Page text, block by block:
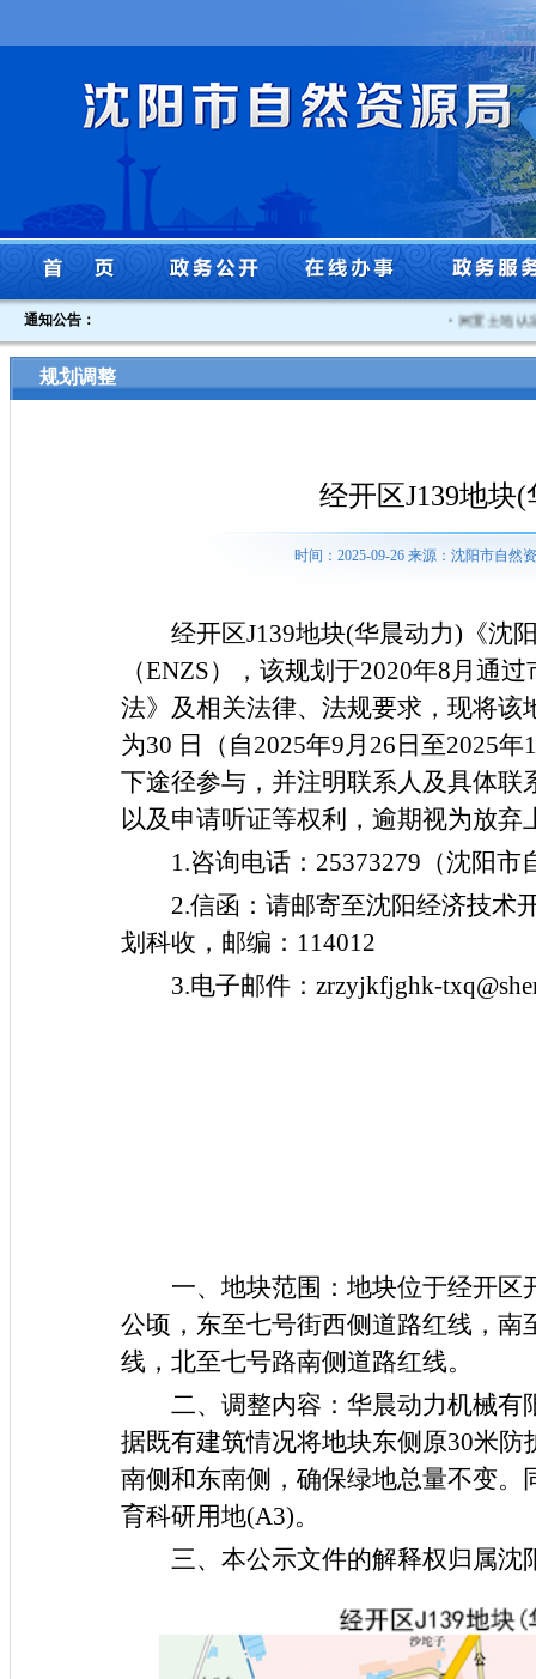
通知公告： 闲置土地认
规划调整
经开区J139地块
时间：2025-09-26 来源：沈阳市自然
经开区J139地块(华晨动力)《沈
（ENZS），该规划于2020年8月通过
法》及相关法律、法规要求，现将
为30 日（自2025年9月 26日 至2025年
下途径参与，并注明联系人及具体
以及申请听证等权利，逾期视为放弃
1.咨询电话： 25373279 （沈阳
2.信函：请邮寄至沈阳经济技术
划科收，邮编：114012
3.电子邮件： zrzyjkfjghk-
一、地块范围：地块位于经开
公顷，东至七号街西侧道路红线，
线，北至七号路南侧道路红线。
二、调整内容： 华晨动力机械有
据既有建筑情况将地块东侧原30米防
南侧和东南侧，确保绿地总量不变
育科研用地(A3)。
三、本公示文件的解释权归属沈